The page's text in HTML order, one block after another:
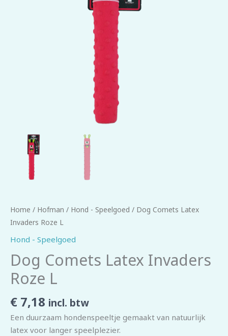
Home / Hofman / Hond - Speelgoed / Dog Comets Latex
Invaders Roze L
Hond - Speelgoed
Dog Comets Latex Invaders
Roze L
€ 7,18 incl. btw
Een duurzaam hondenspeeltje gemaakt van natuurlijk
latex voor langer speelplezier.